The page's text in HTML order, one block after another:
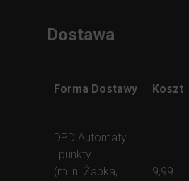
Dostawa
Forma Dostawy Koszt
DPD Automaty
i punkty
(m.in. Żabka,
9,99